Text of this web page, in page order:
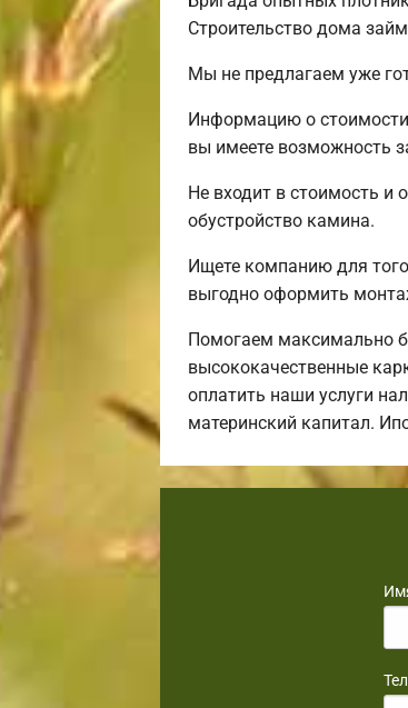
Строительство дома
Мы не предлагаем уже
Информацию о стоимости
вы имеете возможность
Не входит в стоимость и
обустройство камина.
Ищете компанию для
выгодно оформить
Помогаем максимально
высококачественные
оплатить наши услуги
материнский капитал.